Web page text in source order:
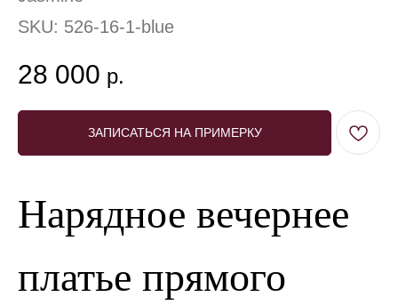
SKU: 526-16-1-blue
28 000 р.
ЗАПИСАТЬСЯ НА ПРИМЕРКУ
Нарядное вечернее
платье прямого